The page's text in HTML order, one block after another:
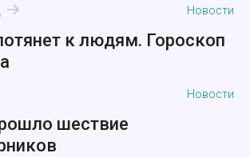
Новости
к людям. Гороскоп
Новости
шествие